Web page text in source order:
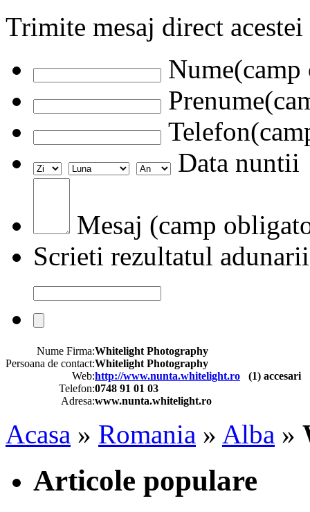
Trimite mesaj direct
Data nuntii
Mesaj (camp
Scrieti rezultatul adunarii
Nume Firma:Whitelight Photography
Persoana de contact:Whitelight Photography
Web:http://www.nunta.whitelight.ro (1) accesari
Telefon:0748 91 01 03
Adresa:www.nunta.whitelight.ro
Acasa » Romania » Alba »
Articole populare